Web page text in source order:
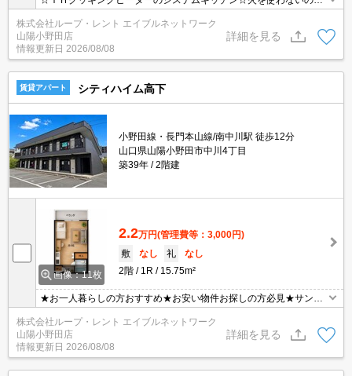
安心です☆あったら嬉しいエアコン付き☆北側は収納力の高いウォ
ークインクローゼットあり☆浴室は広々一坪サイズ☆
株式会社ループ・レント エイブルネットワーク
山陽小野田店
情報更新日 2026/08/08
詳細を見る
賃貸アパート シティハイム高下
小野田線・長門本山線/南中川駅 徒歩12分
山口県山陽小野田市中川4丁目
築39年
2階建
画像：11枚
2.2万円(管理費等：3,000円)
敷
なし 礼
なし
2階
1R 15.75m²
★お一人暮らしの方おすすめ★お安い物件お探しの方必見★サンパ
ーク近くの好立地物件★お安く入居されたい方は是非ご検討下さい
ませ★
株式会社ループ・レント エイブルネットワーク
山陽小野田店
情報更新日 2026/08/08
詳細を見る